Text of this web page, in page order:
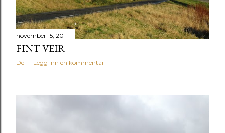
november 15, 2011
FINT VEIR
Del Legg inn en kommentar